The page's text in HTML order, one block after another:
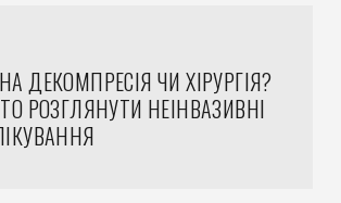
ДЕКОМПРЕСІЯ ЧИ ХІРУРГІЯ?
РОЗГЛЯНУТИ НЕІНВАЗИВНІ